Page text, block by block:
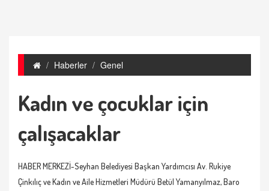
Haberler Genel
Kadın ve çocuklar için
çalışacaklar
HABER MERKEZİ-Seyhan Belediyesi Başkan Yardımcısı Av. Rukiye
Çinkılıç ve Kadın ve Aile Hizmetleri Müdürü Betül Yamanyılmaz, Baro